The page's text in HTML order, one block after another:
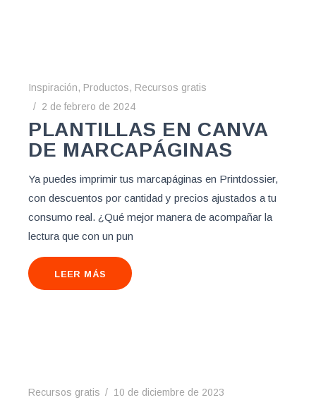
Inspiración, Productos, Recursos gratis
2 de febrero de 2024
PLANTILLAS EN CANVA
DE MARCAPÁGINAS
Ya puedes imprimir tus marcapáginas en Printdossier,
con descuentos por cantidad y precios ajustados a tu
consumo real. ¿Qué mejor manera de acompañar la
lectura que con un pun
LEER MÁS
Recursos gratis 10 de diciembre de 2023